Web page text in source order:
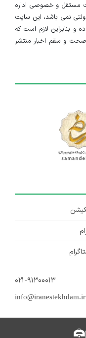
مستقل و خصوصی اداره
نمی باشد، این سایت
و بنابراین لازم است که
صحت و سقم اخبار منتشر
۰۲۱-۹۱۳۰۰۰۱۳
info@iranestekhdam.ir